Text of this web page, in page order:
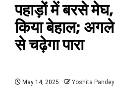
पहाड़ों में बरसे
किया बेहाल;
से चढ़ेगा पारा
May 14, 2025 Yoshita Pandey